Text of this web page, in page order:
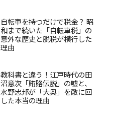
自転車を持つだけで税金？ 昭
和まで続いた「自転車税」の
意外な歴史と脱税が横行した
理由
教科書と違う！江戸時代の田
沼意次「賄賂伝説」の嘘と、
水野忠邦が「大奥」を敵に回
した本当の理由